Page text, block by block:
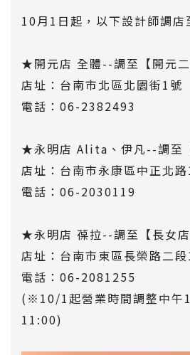
10月1日起，以下設計師調店
★開元店 全體--調至【開元二
店址：台南市北區北園街1號
電話：06-2382493
★永明店 Alita、伊凡--調至
店址：台南市永康區中正北
電話：06-2030119
★永明店 葆拉--調至【長女店
店址：台南市東區長榮路二
電話：06-2081255
(※10/1起營業時間調整中午
11:00)